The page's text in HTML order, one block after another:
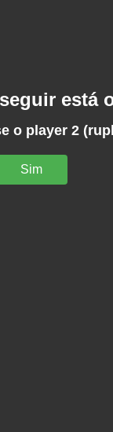
está
o player 2
Sim